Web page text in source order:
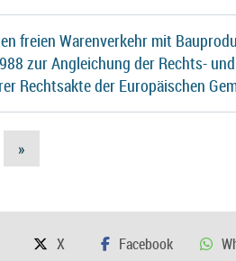
freien Warenverkehr mit
zur Angleichung der Rechts-
Rechtsakte der Europäischen
»